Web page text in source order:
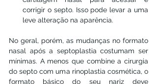
corrigir o septo. Isso pode levar a uma
leve alteração na aparência.
No geral, porém, as mudanças no formato
nasal após a septoplastia costumam ser
mínimas. A menos que combine a cirurgia
do septo com uma rinoplastia cosmética, o
formato básico do seu nariz deve